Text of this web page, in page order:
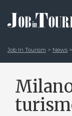
Job In Tourism > News >